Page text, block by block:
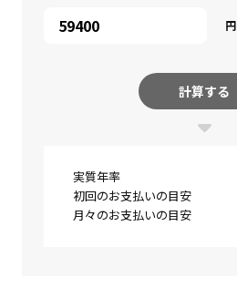
円
計算する
実質年率
初回のお支払いの目安
月々のお支払いの目安